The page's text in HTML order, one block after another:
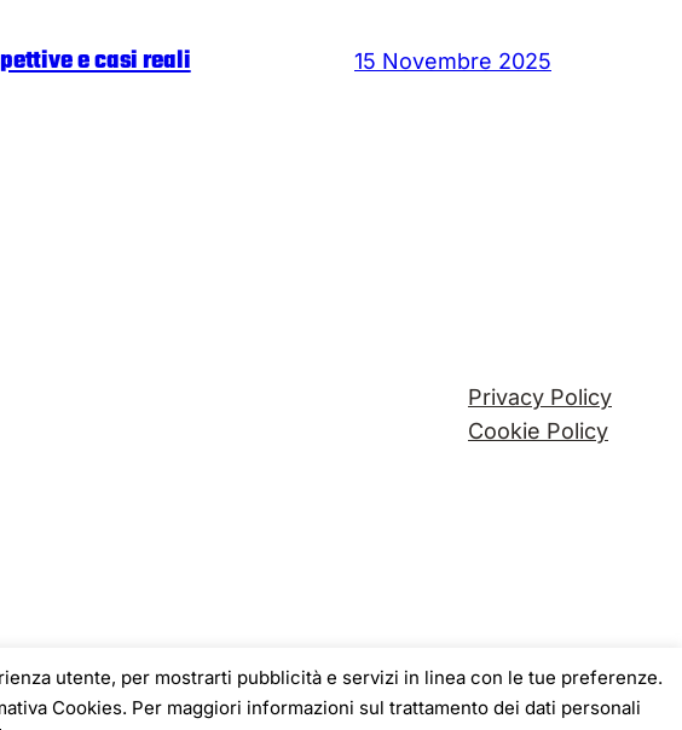
e casi reali 15 Novembre 2025
Privacy Policy
Cookie Policy
utente, per mostrarti pubblicità e servizi in linea con le tue preferenze.
Cookies. Per maggiori informazioni sul trattamento dei dati personali